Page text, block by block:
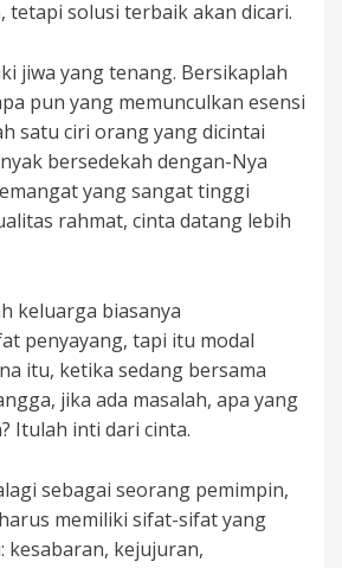
tetapi solusi terbaik akan dicari.
jiwa yang tenang. Bersikaplah
pun yang memunculkan esensi
satu ciri orang yang dicintai
bersedekah dengan-Nya
yang sangat tinggi
rahmat, cinta datang lebih
keluarga biasanya
penyayang, tapi itu modal
itu, ketika sedang bersama
jika ada masalah, apa yang
Itulah inti dari cinta.
sebagai seorang pemimpin,
memiliki sifat-sifat yang
kesabaran, kejujuran,